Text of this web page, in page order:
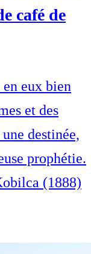
café de
eux bien
et des
destinée,
prophétie.
(1888)